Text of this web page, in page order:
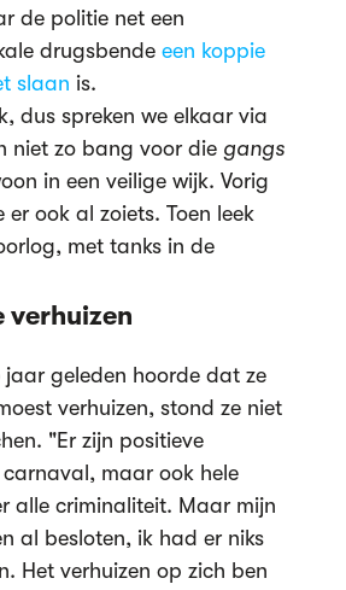
de politie net een
drugsbende een koppie
slaan is.
dus spreken we elkaar via
niet zo bang voor die gangs
in een veilige wijk. Vorig
ook al zoiets. Toen leek
met tanks in de
verhuizen
jaar geleden hoorde dat ze
verhuizen, stond ze niet
"Er zijn positieve
maar ook hele
alle criminaliteit. Maar mijn
al besloten, ik had er niks
Het verhuizen op zich ben